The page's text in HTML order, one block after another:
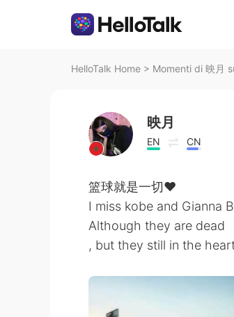
HelloTalk Home > Momenti di 映月
映月
EN CN
篮球就是一切♥️
I miss kobe and Gianna
Although they are dead
, but they still in the